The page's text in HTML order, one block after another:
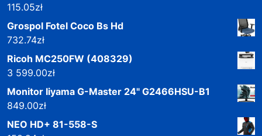
115.05zł
Grospol Fotel Coco Bs Hd
732.74zł
Ricoh MC250FW (408329)
3 599.00zł
Monitor Iiyama G-Master 24" G2466HSU-B1
849.00zł
NEO HD+ 81-558-S